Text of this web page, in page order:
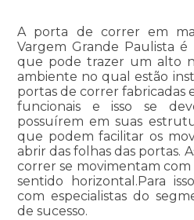
A porta de correr em
Vargem Grande Paulista
que pode trazer um alto
ambiente no qual estão
portas de correr fabricadas
funcionais e isso se
possuírem em suas
que podem facilitar os
abrir das folhas das portas.
correr se movimentam
sentido horizontal.Para
com especialistas do
de sucesso.